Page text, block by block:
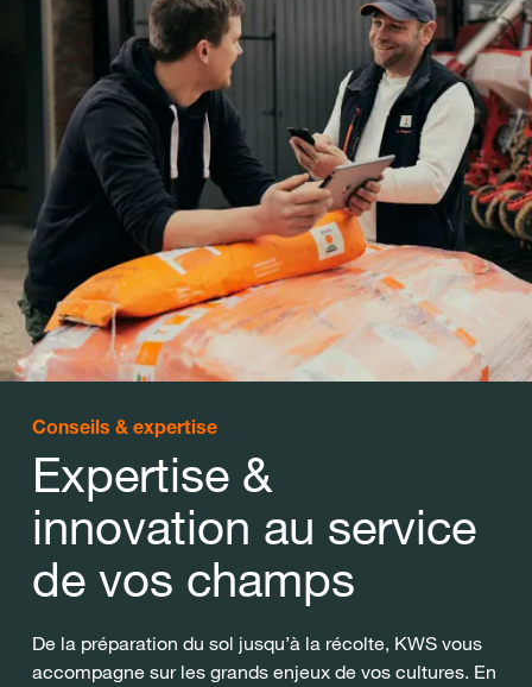
Conseils & expertise
Expertise &
innovation au service
de vos champs
De la préparation du sol jusqu’à la récolte, KWS vous
accompagne sur les grands enjeux de vos cultures. En